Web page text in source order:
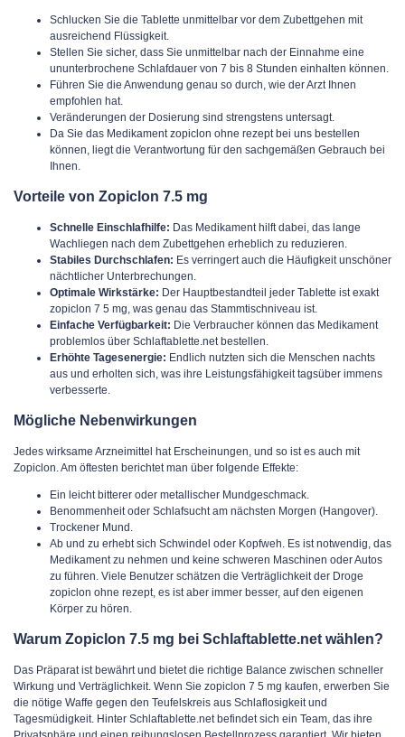
Schlucken Sie die Tablette unmittelbar vor dem Zubettgehen mit
ausreichend Flüssigkeit.
Stellen Sie sicher, dass Sie unmittelbar nach der Einnahme eine
ununterbrochene Schlafdauer von 7 bis 8 Stunden einhalten können.
Führen Sie die Anwendung genau so durch, wie der Arzt Ihnen
empfohlen hat.
Veränderungen der Dosierung sind strengstens untersagt.
Da Sie das Medikament zopiclon ohne rezept bei uns bestellen
können, liegt die Verantwortung für den sachgemäßen Gebrauch bei
Ihnen.
Vorteile von Zopiclon 7.5 mg
Schnelle Einschlafhilfe: Das Medikament hilft dabei, das lange
Wachliegen nach dem Zubettgehen erheblich zu reduzieren.
Stabiles Durchschlafen: Es verringert auch die Häufigkeit unschöner
nächtlicher Unterbrechungen.
Optimale Wirkstärke: Der Hauptbestandteil jeder Tablette ist exakt
zopiclon 7 5 mg, was genau das Stammtischniveau ist.
Einfache Verfügbarkeit: Die Verbraucher können das Medikament
problemlos über Schlaftablette.net bestellen.
Erhöhte Tagesenergie: Endlich nutzten sich die Menschen nachts
aus und erholten sich, was ihre Leistungsfähigkeit tagsüber immens
verbesserte.
Mögliche Nebenwirkungen
Jedes wirksame Arzneimittel hat Erscheinungen, und so ist es auch mit
Zopiclon. Am öftesten berichtet man über folgende Effekte:
Ein leicht bitterer oder metallischer Mundgeschmack.
Benommenheit oder Schlafsucht am nächsten Morgen (Hangover).
Trockener Mund.
Ab und zu erhebt sich Schwindel oder Kopfweh. Es ist notwendig, das
Medikament zu nehmen und keine schweren Maschinen oder Autos
zu führen. Viele Benutzer schätzen die Verträglichkeit der Droge
zopiclon ohne rezept, es ist aber immer besser, auf den eigenen
Körper zu hören.
Warum Zopiclon 7.5 mg bei Schlaftablette.net wählen?
Das Präparat ist bewährt und bietet die richtige Balance zwischen schneller
Wirkung und Verträglichkeit. Wenn Sie zopiclon 7 5 mg kaufen, erwerben Sie
die nötige Waffe gegen den Teufelskreis aus Schlaflosigkeit und
Tagesmüdigkeit. Hinter Schlaftablette.net befindet sich ein Team, das ihre